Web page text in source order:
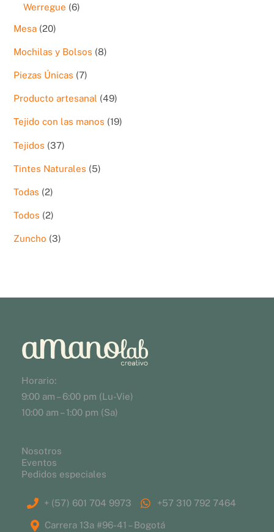
Werregue 66
Mesa 2020
Mochilas y Bolsos 88
Piezas Únicas 77
Producto artesanal 4949
Tejido con las manos 1919
Tejidos 3737
Tintes Naturales 55
Todas 22
Todos 22
Zuncho 33
Horario:
9:00 am – 6:00 pm (Lu-Vie)
10:00 am – 1:00 pm (Sa)
Nosotros
Eventos
Pedidos especiales
+ (57) 601 704 9973 +57 310 792 7464
Carrera 13a #96-41 – Bogotá